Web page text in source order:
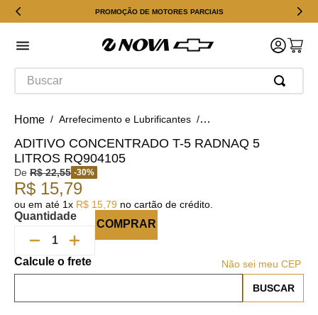
PROMOÇÃO DE MOTORES PARCIAIS
Buscar
Arrefecimento e Lubrificantes Aditivos de Radiador
ADITIVO CONCENTRADO T-5 RADNAQ 5
LITROS RQ904105
De R$ 22,55 -30%
R$ 15,79
ou em até 1x R$ 15 79 no cartão de crédito.
Quantidade
COMPRAR
Não sei meu CEP